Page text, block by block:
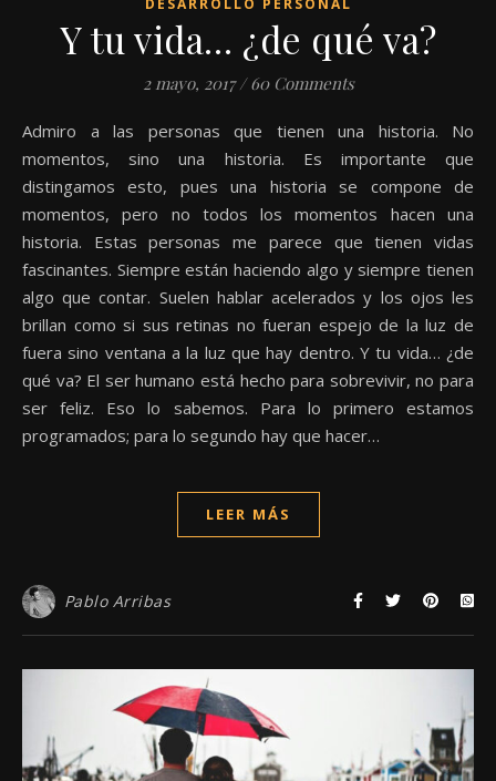
Y tu vida… ¿de qué va?
2 mayo, 2017 / 60 Comments
Admiro a las personas que tienen una historia. No
momentos, sino una historia. Es importante que
distingamos esto, pues una historia se compone de
momentos, pero no todos los momentos hacen una
historia. Estas personas me parece que tienen vidas
fascinantes. Siempre están haciendo algo y siempre tienen
algo que contar. Suelen hablar acelerados y los ojos les
brillan como si sus retinas no fueran espejo de la luz de
fuera sino ventana a la luz que hay dentro. Y tu vida… ¿de
qué va? El ser humano está hecho para sobrevivir, no para
ser feliz. Eso lo sabemos. Para lo primero estamos
programados; para lo segundo hay que hacer…
LEER MÁS
Pablo Arribas